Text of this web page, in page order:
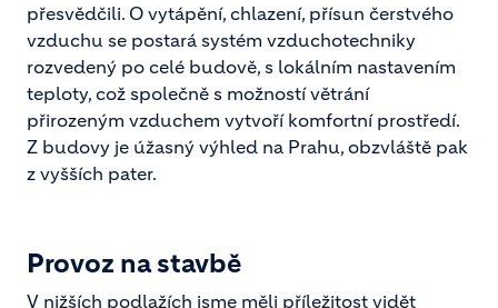
přesvědčili. O vytápění, chlazení, přísun čerstvého
vzduchu se postará systém vzduchotechniky
rozvedený po celé budově, s lokálním nastavením
teploty, což společně s možností větrání
přirozeným vzduchem vytvoří komfortní prostředí.
Z budovy je úžasný výhled na Prahu, obzvláště pak
z vyšších pater.
Provoz na stavbě
V nižších podlažích jsme měli příležitost vidět